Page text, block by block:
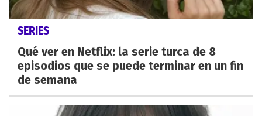
SERIES
Qué ver en Netflix: la serie turca de 8
episodios que se puede terminar en un fin
de semana